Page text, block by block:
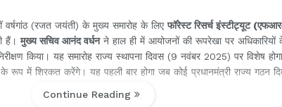
वर्षगांठ (रजत जयंती) के मुख्य समारोह के लिएफॉरेस्ट रिसर्च इंस्टीट्यूट
हैं।मुख्य सचिव आनंद वर्धनने हाल ही में आयोजनों की रूपरेखा पर अधिकारियों
किया। यह समारोह राज्य स्थापना दिवस (9 नवंबर 2025) पर विशेष
रूप में शिरकत करेंगे। यह पहली बार होगा जब कोई प्रधानमंत्री राज्य गठन
Continue Reading